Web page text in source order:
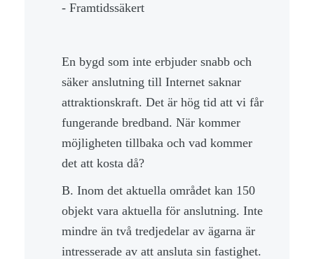
- Framtidssäkert
En bygd som inte erbjuder snabb och
säker anslutning till Internet saknar
attraktionskraft. Det är hög tid att vi får
fungerande bredband. När kommer
möjligheten tillbaka och vad kommer
det att kosta då?
B. Inom det aktuella området kan 150
objekt vara aktuella för anslutning. Inte
mindre än två tredjedelar av ägarna är
intresserade av att ansluta sin fastighet.